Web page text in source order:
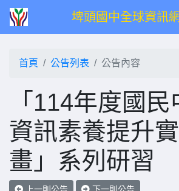
埤頭國中全球資訊網
首頁 公告列表 公告內容
「114年度國
資訊素養提升
畫」系列研習